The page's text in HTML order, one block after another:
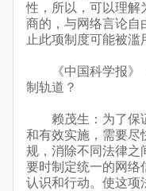
性，所以，可以理解
商的，与网络言论自
止此项制度可能被滥
《中国科学报》
制轨道？
赖茂生：为了保证
和有效实施，需要尽
规，消除不同法律之
要时制定统一的网络
认识和行动。使这项